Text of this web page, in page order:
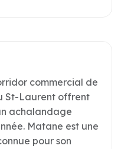
commercial de
St-Laurent offrent
achalandage
Matane est une
pour son